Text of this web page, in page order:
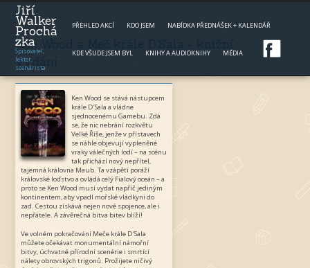
Jiří
Walker
Prochá
zka
Spisovatel,
lektor,
scenárista
PŘEHLED AKCÍ KDO JSEM NABÍDKA PŘEDNÁŠEK + KALENDÁŘ
KDE VŠUDE JSEM BYL KNIHY A AUDIOKNIHY MÉDIA
Ken Wood a Meč krále D'Sala - knižní
vydání
Ken Wood se stává nástupcem
krále D’Sala a vládne
sjednocenému Gamebu. Zdá
se, že nic nebrání rozkvětu
Velké Říše, jenže v přístavech
se náhle objevují vypleněné
vraky válečných lodí – na scénu
tak přichází nový nepřítel,
tajemná královna Maub. Ta vzápětí poráží
královské loďstvo a ovládá celý Fialový oceán – a
proto se Ken Wood musí vydat napříč jediným
kontinentem, aby vpadl mořské vládkyni do
zad. Cestou získává nejen nové spojence, ale i
nepřátele. A závěrečná bitva bitev blíží!
Ve volném pokračování Meče krále D’Sala
můžete očekávat monumentální námořní
bitvy, úchvatné přírodní scenérie i smrtící
nálety obrovských trigonů. Prožijete ničivý